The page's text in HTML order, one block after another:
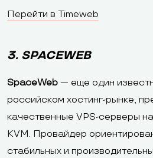
Перейти в Timeweb
3. SPACEWEB
SpaceWeb — еще один
российском хостинг-рынке,
качественные VPS-серверы
KVM. Провайдер
стабильных и